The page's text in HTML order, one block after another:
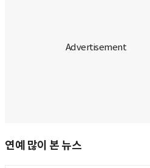
연예 많이 본 뉴스